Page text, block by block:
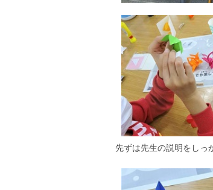
先ずは先生の説明をしっ